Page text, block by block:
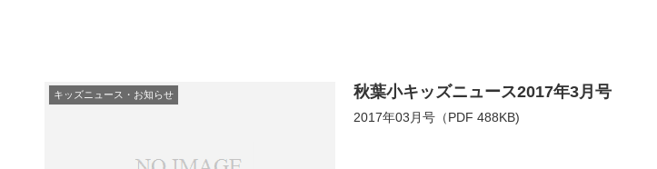
キッズニュース・お知らせ 秋葉小キッズニュース2017年3月号
2017年03月号（PDF 488KB)